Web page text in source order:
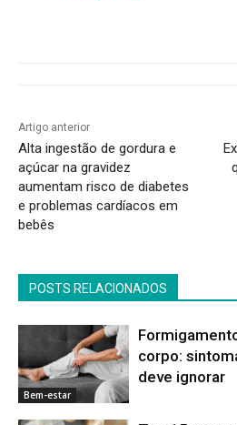
Artigo anterior
Alta ingestão de gordura e
açúcar na gravidez
aumentam risco de diabetes
e problemas cardíacos em
bebês
POSTS RELACIONADOS
Bem-estar
corpo:
deve ignorar